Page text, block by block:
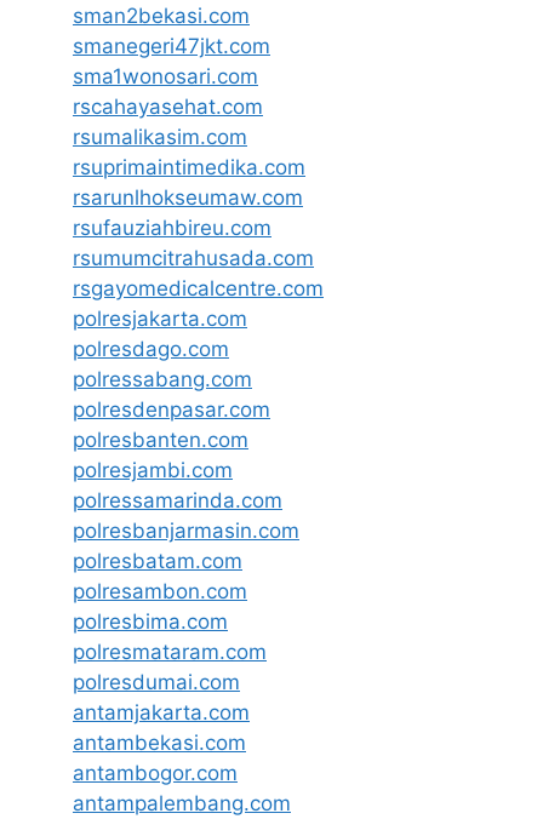
sman2bekasi.com
smanegeri47jkt.com
sma1wonosari.com
rscahayasehat.com
rsumalikasim.com
rsuprimaintimedika.com
rsarunlhokseumaw.com
rsufauziahbireu.com
rsumumcitrahusada.com
rsgayomedicalcentre.com
polresjakarta.com
polresdago.com
polressabang.com
polresdenpasar.com
polresbanten.com
polresjambi.com
polressamarinda.com
polresbanjarmasin.com
polresbatam.com
polresambon.com
polresbima.com
polresmataram.com
polresdumai.com
antamjakarta.com
antambekasi.com
antambogor.com
antampalembang.com